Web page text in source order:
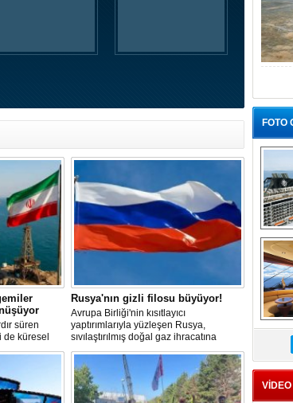
süren
küresel
kapısını
fazla gemi,
bir
durumda.
Rusya'nın gizli filosu büyüyor!
Avrupa Birliği'nin kısıtlayıcı
yaptırımlarıyla yüzleşen Rusya,
sıvılaştırılmış doğal gaz ihracatına
devam edebilmek için gizli bir filo
geliştiriyor.
FOTO
VİDEO